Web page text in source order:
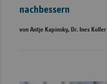
nachbessern
von Antje Kapinsky, Dr. Ines Koller